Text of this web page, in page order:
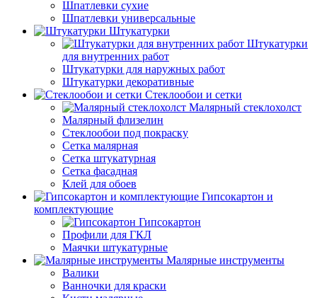
Шпатлевки сухие
Шпатлевки универсальные
Штукатурки
Штукатурки
для внутренних работ
Штукатурки для наружных работ
Штукатурки декоративные
Стеклообои и сетки
Малярный стеклохолст
Малярный флизелин
Стеклообои под покраску
Сетка малярная
Сетка штукатурная
Сетка фасадная
Клей для обоев
Гипсокартон и
комплектующие
Гипсокартон
Профили для ГКЛ
Маячки штукатурные
Малярные инструменты
Валики
Ванночки для краски